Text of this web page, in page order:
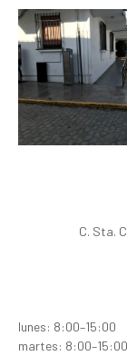
C. Sta.
lunes: 8:00–15:00
martes: 8:00–15:00